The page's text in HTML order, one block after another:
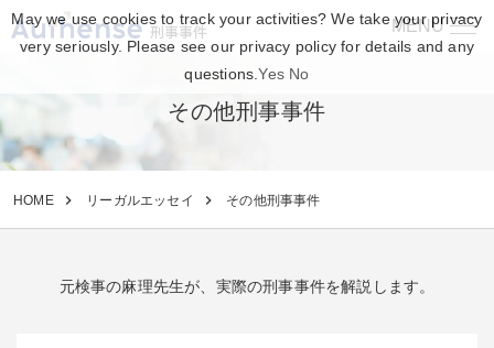
MENU
刑事事件
その他刑事事件
HOME リーガルエッセイ その他刑事事件
元検事の麻理先生が、実際の刑事事件を解説します。
May we use cookies to track your activities? We take your privacy
very seriously. Please see our privacy policy for details and any
questions.Yes No